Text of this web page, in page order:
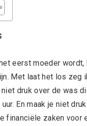
eerst moeder
Met laat het los zeg
druk over de was
En maak je niet
financiële zaken voor